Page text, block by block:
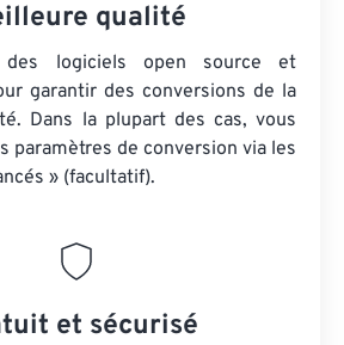
qualité
des logiciels open source et
garantir des conversions de la
Dans la plupart des cas, vous
paramètres de conversion via les
» (facultatif).
et sécurisé